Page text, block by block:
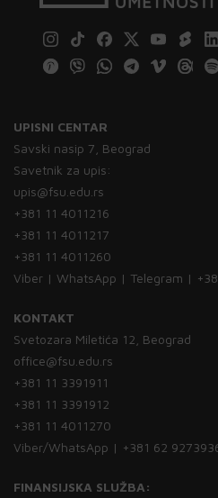
UPISNI CENTAR
Savski nasip 7, Beograd
Savetnik za upis:
upis@fsu.edu.rs
+381 11 4011216
+381 11 4011217
+381 11 4011260
Viber | WhatsApp | Telegram |
KONTAKT
Svetozara Miletića 12, Beograd
office@fsu.edu.rs
+381 11 3391911
+381 11 3391912
+381 11 4011270
Viber/WhatsApp | +381 62
FINANSIJSKA SLUŽBA: